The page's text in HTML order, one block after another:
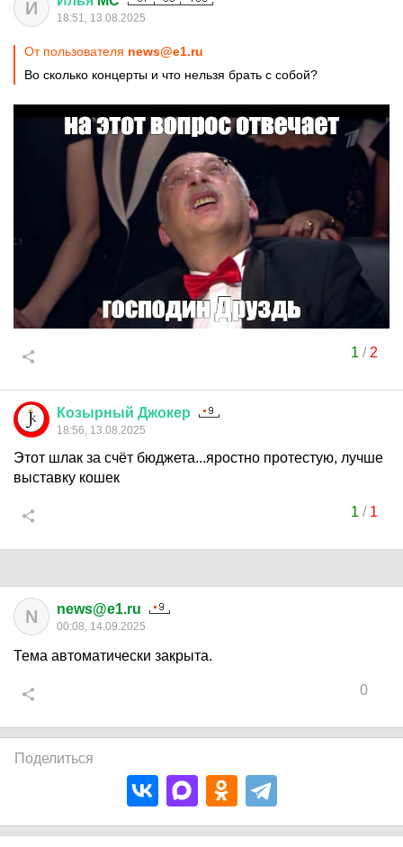
И 18:51, 13.08.2025
От пользователя news@e1.ru
Во сколько концерты и что нельзя брать с собой?
1 / 2
Козырный Джокер
18:56, 13.08.2025
Этот шлак за счёт бюджета...яростно протестую, лучше
выставку кошек
1 / 1
N news@e1.ru
00:08, 14.09.2025
Тема автоматически закрыта.
0
Поделиться